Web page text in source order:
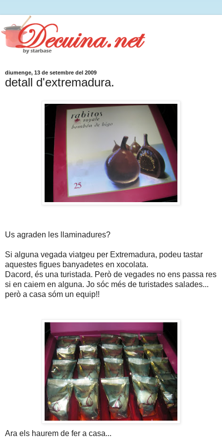
diumenge, 13 de setembre del 2009
detall d'extremadura.
Us agraden les llaminadures?
Si alguna vegada viatgeu per Extremadura, podeu tastar
aquestes figues banyadetes en xocolata.
Dacord, és una turistada. Però de vegades no ens passa res
si en caiem en alguna. Jo sóc més de turistades salades...
però a casa sóm un equip!!
Ara els haurem de fer a casa...